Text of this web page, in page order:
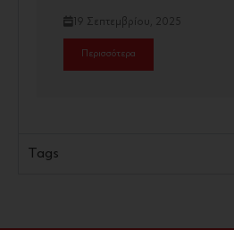
19 Σεπτεμβρίου, 2025
Περισσότερα
Tags